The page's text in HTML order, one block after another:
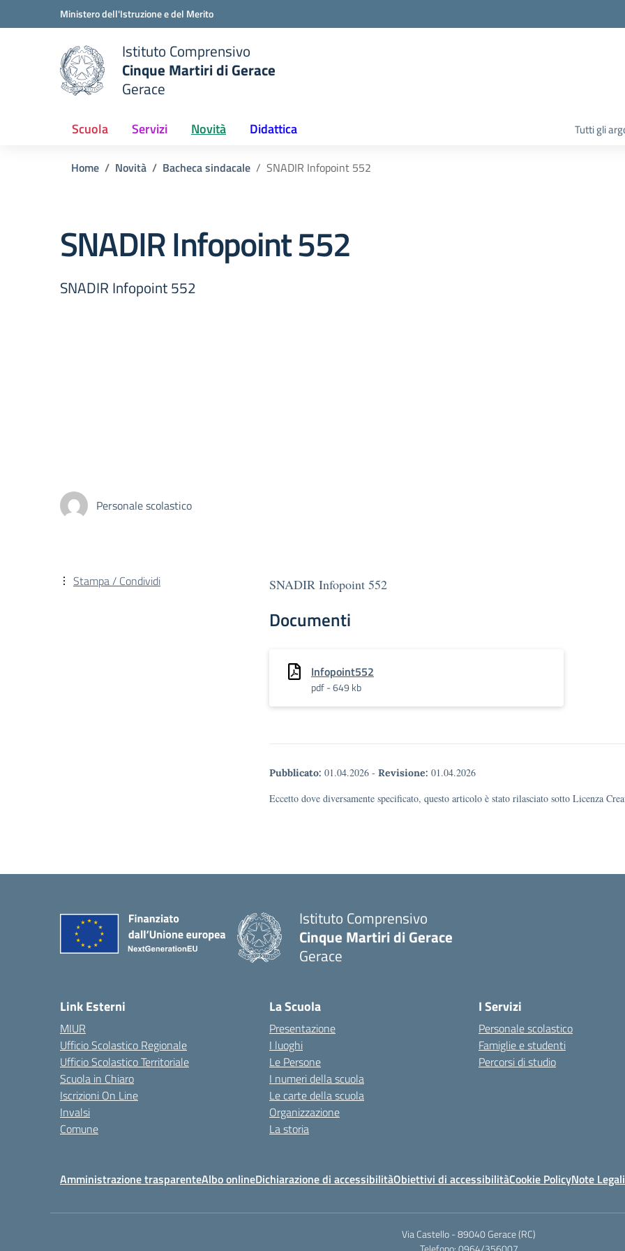
Vai ai contenuti
Vai al menu di navigazioneMinistero dell'Istruzione e del Merito
scuola
Istituto Comprensivo
Cinque Martiri di Gerace
Gerace
Scuola Servizi Novità Didattica Tutti gli
Home Novità Bacheca sindacale SNADIR Infopoint 552
SNADIR Infopoint 552
SNADIR Infopoint 552
Personale scolastico
SNADIR Infopoint 552
Documenti
Infopoint552
pdf - 649 kb
Pubblicato: 01.04.2026 - Revisione: 01.04.2026
Eccetto dove diversamente specificato, questo articolo è stato rilasciato sotto Licenza
Stampa / Condividi
Istituto Comprensivo
Cinque Martiri di Gerace
Gerace
Link Esterni
MIUR
Ufficio Scolastico Regionale
Ufficio Scolastico Territoriale
Scuola in Chiaro
Iscrizioni On Line
Invalsi
Comune
La Scuola
Presentazione
I luoghi
Le Persone
I numeri della scuola
Le carte della scuola
Organizzazione
La storia
I Servizi
Personale scolastico
Famiglie e studenti
Percorsi di studio
Amministrazione trasparenteAlbo onlineDichiarazione di accessibilitàObiettivi di accessibilitàCookie PolicyNote Legali
Via Castello - 89040 Gerace (RC)